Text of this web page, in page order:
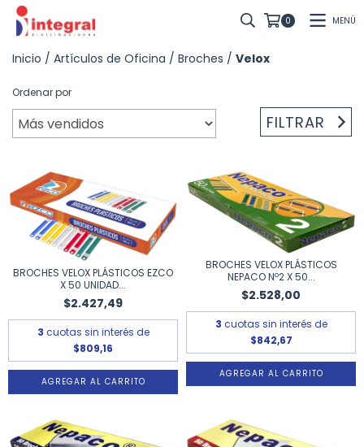
0 MENÚ
Inicio / Artículos de Oficina / Broches / Velox
Ordenar por
FILTRAR
BROCHES VELOX PLÁSTICOS EZCO
X 50 UNIDAD...
$2.427,49
3 cuotas sin interés de
$809,16
BROCHES VELOX PLÁSTICOS
NEPACO Nº2 X 50...
$2.528,00
3 cuotas sin interés de
$842,67